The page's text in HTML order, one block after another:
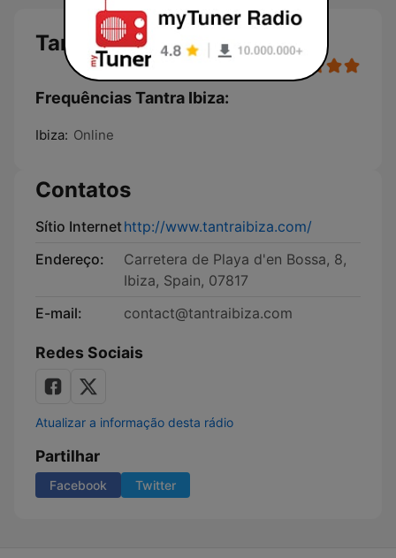
Tantra Ibiza
Frequências Tantra Ibiza:
Ibiza: Online
Contatos
Sítio Internethttp://www.tantraibiza.com/
Endereço:
Carretera de Playa d'en Bossa, 8,
Ibiza, Spain, 07817
E-mail:
contact@tantraibiza.com
Redes Sociais
Atualizar a informação desta rádio
Partilhar
Facebook Twitter